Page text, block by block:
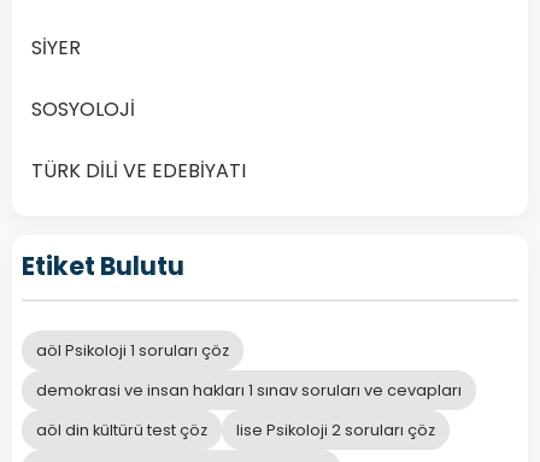
Dönem
Soruları
Çöz
Lisesi
(AÖL)
sınavlarına
katılacak
Devamını
SİYER
SOSYOLOJİ
TÜRK DİLİ VE EDEBİYATI
Etiket Bulutu
aöl Psikoloji 1 soruları çöz
demokrasi ve insan hakları 1 sınav soruları ve cevapları
aöl din kültürü test çöz
lise Psikoloji 2 soruları çöz